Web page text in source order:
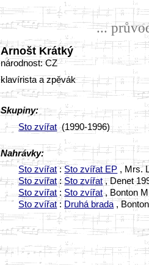
...
Arnošt Krátký
národnost: CZ
klavírista a zpěvák
Skupiny:
Sto zvířat(1990-1996)
Nahrávky:
Sto zvířat:Sto zvířat EP , Mrs.
Sto zvířat:Sto zvířat, Denet
Sto zvířat : Sto zvířat, Bonton
Sto zvířat: Druhá brada,